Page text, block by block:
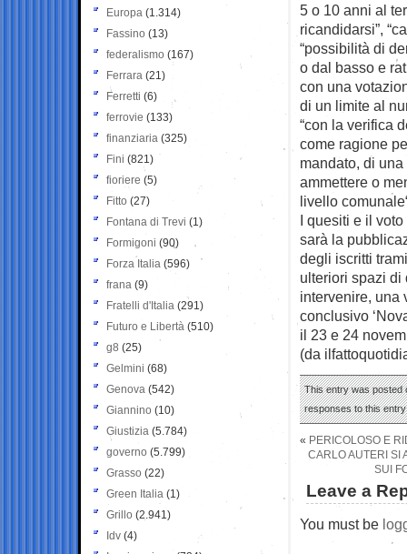
5 o 10 anni al
ricandidarsi”,
“possibilità di
o dal basso e
con una
di un limite al
“con la verifica
come ragione
mandato, di
ammettere o
livello
I quesiti e il
sarà la
degli iscritti
ulteriori spazi di
intervenire, una
conclusivo
il 23 e 24
(da
This entry was posted
responses to this
« PERICOLOSO E
CARLO AUTERI SI
SUI
Leave a
You must be
Europa (1.314)
Fassino (13)
federalismo (167)
Ferrara (21)
Ferretti (6)
ferrovie (133)
finanziaria (325)
Fini (821)
fioriere (5)
Fitto (27)
Fontana di Trevi (1)
Formigoni (90)
Forza Italia (596)
frana (9)
Fratelli d'Italia (291)
Futuro e Libertà (510)
g8 (25)
Gelmini (68)
Genova (542)
Giannino (10)
Giustizia (5.784)
governo (5.799)
Grasso (22)
Green Italia (1)
Grillo (2.941)
Idv (4)